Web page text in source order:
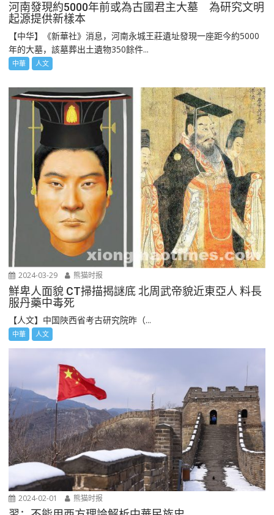
河南發現約5000年前或為古國君主大墓 為研究文明
起源提供新樣本
【中华】《新華社》消息，河南永城王莊遺址發現一座距今約5000
年的大墓，該墓葬出土遺物350餘件...
中華 人文
2024-03-29 熊猫时报
鮮卑人面貌 CT掃描揭謎底 北周武帝貌近東亞人 料長
服丹藥中毒死
【人文】中国陜西省考古研究院昨（...
中華 人文
2024-02-01 熊猫时报